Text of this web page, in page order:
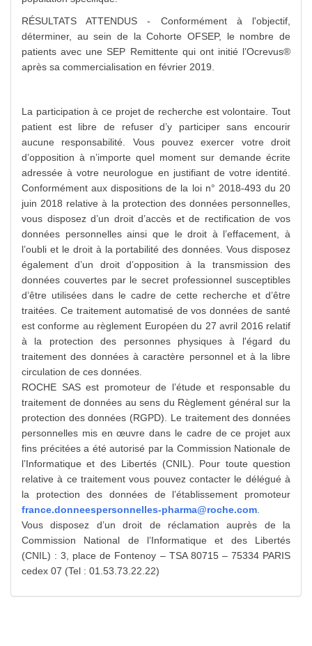
RÉSULTATS ATTENDUS - Conformément à l'objectif,
déterminer, au sein de la Cohorte OFSEP, le nombre de
patients avec une SEP Remittente qui ont initié l’Ocrevus®
après sa commercialisation en février 2019.
La participation à ce projet de recherche est volontaire. Tout
patient est libre de refuser d’y participer sans encourir
aucune responsabilité. Vous pouvez exercer votre droit
d’opposition à n’importe quel moment sur demande écrite
adressée à votre neurologue en justifiant de votre identité.
Conformément aux dispositions de la loi n° 2018-493 du 20
juin 2018 relative à la protection des données personnelles,
vous disposez d’un droit d’accès et de rectification de vos
données personnelles ainsi que le droit à l’effacement, à
l’oubli et le droit à la portabilité des données. Vous disposez
également d’un droit d’opposition à la transmission des
données couvertes par le secret professionnel susceptibles
d’être utilisées dans le cadre de cette recherche et d’être
traitées. Ce traitement automatisé de vos données de santé
est conforme au règlement Européen du 27 avril 2016 relatif
à la protection des personnes physiques à l'égard du
traitement des données à caractère personnel et à la libre
circulation de ces données.
ROCHE SAS est promoteur de l’étude et responsable du
traitement de données au sens du Règlement général sur la
protection des données (RGPD). Le traitement des données
personnelles mis en œuvre dans le cadre de ce projet aux
fins précitées a été autorisé par la Commission Nationale de
l’Informatique et des Libertés (CNIL). Pour toute question
relative à ce traitement vous pouvez contacter le délégué à
la protection des données de l’établissement promoteur
france.donneespersonnelles-pharma@roche.com.
Vous disposez d’un droit de réclamation auprès de la
Commission National de l’Informatique et des Libertés
(CNIL) : 3, place de Fontenoy – TSA 80715 – 75334 PARIS
cedex 07 (Tel : 01.53.73.22.22)